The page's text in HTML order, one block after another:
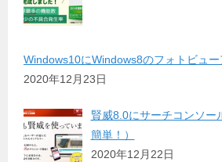
Windows10にWindows8のフォトビュー
2020年12月23日
賢威8.0にサーチコンソー
簡単！）
2020年12月22日